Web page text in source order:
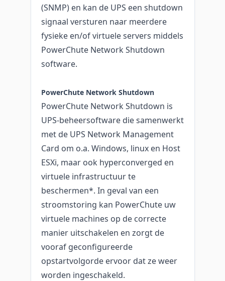
(SNMP) en kan de UPS een shutdown
signaal versturen naar meerdere
fysieke en/of virtuele servers middels
PowerChute Network Shutdown
software.
PowerChute Network Shutdown
PowerChute Network Shutdown is
UPS-beheersoftware die samenwerkt
met de UPS Network Management
Card om o.a. Windows, linux en Host
ESXi, maar ook hyperconverged en
virtuele infrastructuur te
beschermen*. In geval van een
stroomstoring kan PowerChute uw
virtuele machines op de correcte
manier uitschakelen en zorgt de
vooraf geconfigureerde
opstartvolgorde ervoor dat ze weer
worden ingeschakeld.